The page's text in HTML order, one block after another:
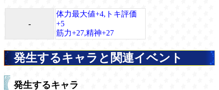
-
体力最大値+4,トキ評価
+5
筋力+27,精神+27
発生するキャラと関連イベント
発生するキャラ